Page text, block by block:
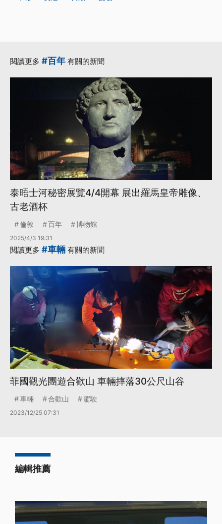
閱讀更多 #百年 有關的新聞
泰晤士河秘密展覽4/4開幕 展出羅馬皇帝雕像、
古老酒杯
倫敦 百年 博物館
2025/4/3 19:31
閱讀更多 #車輛 有關的新聞
菲國觀光團遊合歡山 車輛摔落30公尺山谷
車輛 合歡山 駕駛
2023/12/25 07:31
編輯推薦